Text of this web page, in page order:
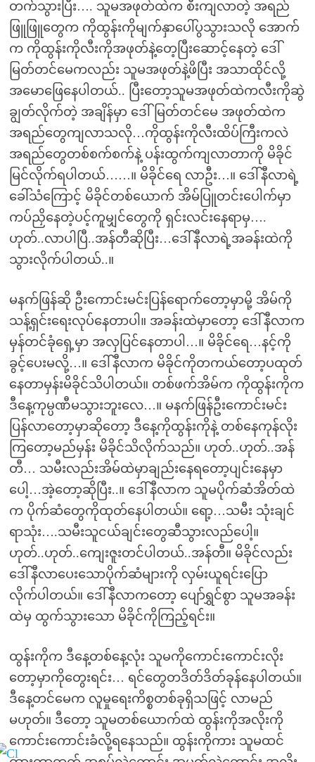
တက်သွားပြီး…. သူမအဖုတ်ထဲက စီးကျလာတဲ့ အရည်
ဖြူဖြူတွေက ကိုထွန်းကိုမျက်နှာပေါ်ပွသွားသလို အောက်
က ကိုထွန်းကိုလီးကိုအဖုတ်နဲ့တေ့ပြီးဆောင့်နေတဲ့ ဒေါ်
မြတ်တင်မေကလည်း သူမအဖုတ်နဲ့ဖိပြီး အသာထိုင်လို့
အမောဖြေနေပါတယ်.. ပြီးတော့သူမအဖုတ်ထဲကလီးကိုဆွဲ
ချွတ်လိုက်တဲ့ အချိန်မှာ ဒေါ်မြတ်တင်မေ အဖုတ်ထဲက
အရည်တွေကျလာသလို…ကိုထွန်းကိုလီးထိပ်ကြီးကလဲ
အရည်တွေတစ်စက်စက်နဲ့ ပန်းထွက်ကျလာတာကို မိခိုင်
မြင်လိုက်ရပါတယ်……။ မိခိုင်ရေ လာဦး…။ ဒေါ်နီလာရဲ့
ခေါ်သံကြောင့် မိခိုင်တစ်ယောက် အိမ်ပြူတင်းပေါက်မှာ
ကပ်ညှိနေတဲ့ပင့်ကူမျှင်တွေကို ရှင်းလင်းနေရာမှ….
ဟုတ်..လာပါပြီ..အန်တီဆိုပြီး…ဒေါ်နီလာရဲ့အခန်းထဲကို
သွားလိုက်ပါတယ်..။
မနက်ဖြန်ဆို ဦးကောင်းမင်းပြန်ရောက်တော့မှာမို့ အိမ်ကို
သန့်ရှင်းရေးလုပ်နေတာပါ။ အခန်းထဲမှာတော့ ဒေါ်နီလာက
မှန်တင်ခုံရှေ့မှာ အလှပြင်နေတာပါ…။ မိခိုင်ရေ…နင့်ကို
ခွင့်ပေးမလို့…။ ဒေါ်နီလာက မိခိုင်ကိုတကယ်တော့ပထုတ်
နေတာမှန်းမိခိုင်သိပါတယ်။ တစ်ဖက်အိမ်က ကိုထွန်းကိုက
ဒီနေ့ကုမ္ပဏီမသွားဘူးလေ…။ မနက်ဖြန်ဦးကောင်းမင်း
ပြန်လာတော့မှာဆိုတော့ ဒီနေ့ကိုထွန်းကိုနဲ့ တစ်နေကုန်လိုး
ကြတော့မည်မှန်း မိခိုင်သိလိုက်သည်။ ဟုတ်..ဟုတ်..အန်
တီ… သမီးလည်းအိမ်ထဲမှာချည်းနေရတော့ပျင်းနေမှာ
ပေါ့…အဲ့တော့ဆိုပြီး..။ ဒေါ်နီလာက သူမပိုက်ဆံအိတ်ထဲ
က ပိုက်ဆံတွေကိုထုတ်နေပါတယ်။ ရော့…သမီး သုံးချင်
ရာသုံး….သမီးသူငယ်ချင်းတွေဆီသွားလည်ပေါ့။
ဟုတ်..ဟုတ်..ကျေးဇူးတင်ပါတယ်..အန်တီ။ မိခိုင်လည်း
ဒေါ်နီလာပေးသောပိုက်ဆံများကို လှမ်းယူရင်းပြော
လိုက်ပါတယ်။ ဒေါ်နီလာကတော့ ပျော်ရွှင်စွာ သူမအခန်း
ထဲမှ ထွက်သွားသော မိခိုင်ကိုကြည့်ရင်း။
ထွန်းကိုက ဒီနေ့တစ်နေ့လုံး သူမကိုကောင်းကောင်းလိုး
တော့မှာကိုတွေးရင်း… ရင်တွေတဒိတ်ဒိတ်ခုန်နေပါတယ်။
ဒီနေ့တင်မေက လူမှုရေးကိစ္စတစ်ခုရှိသဖြင့် လာမည်
မဟုတ်။ ဒီတော့ သူမတစ်ယောက်ထဲ ထွန်းကိုအလိုးကို
ကောင်းကောင်းခံလို့ရနေသည်။ ထွန်းကိုကား သူမထင်